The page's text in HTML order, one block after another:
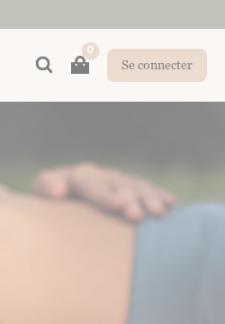
RechercherSe connecter